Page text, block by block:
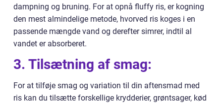
dampning og bruning. For at opnå fluffy ris, er kogning
den mest almindelige metode, hvorved ris koges i en
passende mængde vand og derefter simrer, indtil al
vandet er absorberet.
3. Tilsætning af smag:
For at tilføje smag og variation til din aftensmad med
ris kan du tilsætte forskellige krydderier, grøntsager, kød